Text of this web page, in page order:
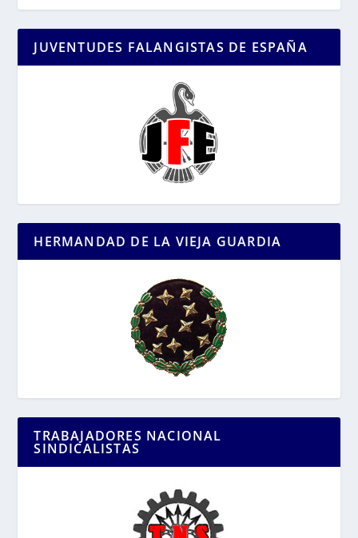
JUVENTUDES FALANGISTAS DE ESPAÑA
HERMANDAD DE LA VIEJA GUARDIA
TRABAJADORES NACIONAL
SINDICALISTAS